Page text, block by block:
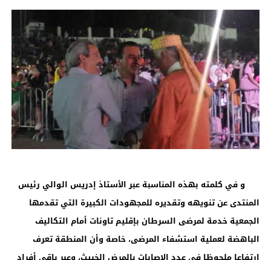
و في كلمته بهذه المناسبة عبر الأستاذ إدريس الوالي رئيس
المنتدى عن تنويهه وتقديره للمجهودات الكبيرة التي تقدمها
الجمعية خدمة لمرضى السرطان بإقليم تاونات أمام التكاليف
الباهضة لعملية استشفاء المرضى، خاصة وأن المنطقة تعرف